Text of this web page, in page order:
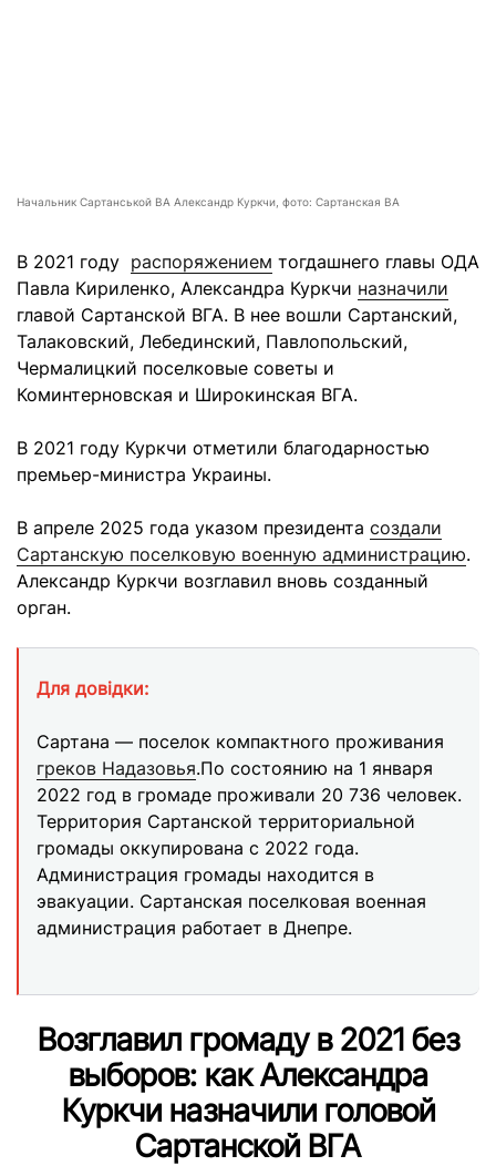
Начальник Сартанськой ВА Александр Куркчи, фото: Сартанская ВА
В 2021 году распоряжением тогдашнего главы ОДА
Павла Кириленко, Александра Куркчи назначили
главой Сартанской ВГА. В нее вошли Сартанский,
Талаковский, Лебединский, Павлопольский,
Чермалицкий поселковые советы и
Коминтерновская и Широкинская ВГА.
В 2021 году Куркчи отметили благодарностью
премьер-министра Украины.
В апреле 2025 года указом президента создали
Сартанскую поселковую военную администрацию.
Александр Куркчи возглавил вновь созданный
орган.
Для довідки:
Сартана — поселок компактного проживания
греков Надазовья.По состоянию на 1 января
2022 год в громаде проживали 20 736 человек.
Территория Сартанской территориальной
громады оккупирована с 2022 года.
Администрация громады находится в
эвакуации. Сартанская поселковая военная
администрация работает в Днепре.
Возглавил громаду в 2021 без
выборов: как Александра
Куркчи назначили головой
Сартанской ВГА